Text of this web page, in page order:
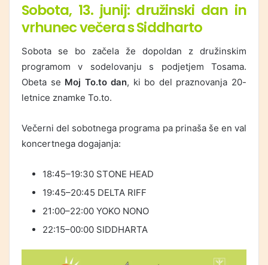
Sobota, 13. junij: družinski dan in
vrhunec večera s Siddharto
Sobota se bo začela že dopoldan z družinskim
programom v sodelovanju s podjetjem Tosama.
Obeta se Moj To.to dan, ki bo del praznovanja 20-
letnice znamke To.to.
Večerni del sobotnega programa pa prinaša še en val
koncertnega dogajanja:
18:45–19:30 STONE HEAD
19:45–20:45 DELTA RIFF
21:00–22:00 YOKO NONO
22:15–00:00 SIDDHARTA